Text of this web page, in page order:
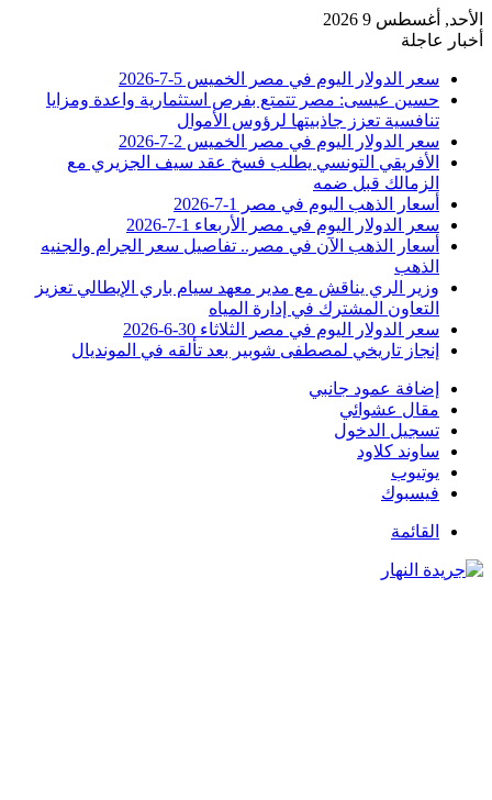
الأحد, أغسطس 9 2026
أخبار عاجلة
سعر الدولار اليوم في مصر الخميس 5-7-2026
حسين عيسى: مصر تتمتع بفرص استثمارية واعدة ومزايا
تنافسية تعزز جاذبيتها لرؤوس الأموال
سعر الدولار اليوم في مصر الخميس 2-7-2026
الأفريقي التونسي يطلب فسخ عقد سيف الجزيري مع
الزمالك قبل ضمه
أسعار الذهب اليوم في مصر 1-7-2026
سعر الدولار اليوم في مصر الأربعاء 1-7-2026
أسعار الذهب الآن في مصر.. تفاصيل سعر الجرام والجنيه
الذهب
وزير الري يناقش مع مدير معهد سيام باري الإيطالي تعزيز
التعاون المشترك في إدارة المياه
سعر الدولار اليوم في مصر الثلاثاء 30-6-2026
إنجاز تاريخي لمصطفى شوبير بعد تألقه في المونديال
إضافة عمود جانبي
مقال عشوائي
تسجيل الدخول
ساوند كلاود
يوتيوب
فيسبوك
القائمة